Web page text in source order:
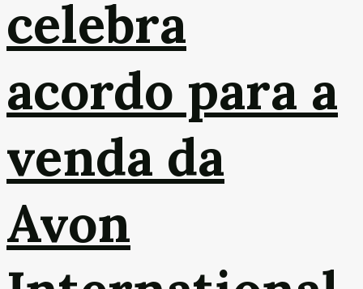
celebra
acordo para a
venda da
Avon